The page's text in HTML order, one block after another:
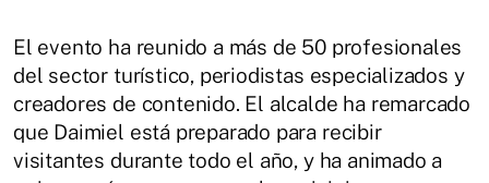
El evento ha reunido a más de 50 profesionales
del sector turístico, periodistas especializados y
creadores de contenido. El alcalde ha remarcado
que Daimiel está preparado para recibir
visitantes durante todo el año, y ha animado a